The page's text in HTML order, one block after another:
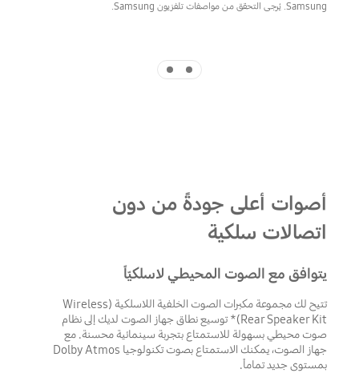
Samsung. يُرجى التحقق من مواصفات تلفزيون Samsung.
أصوات أعلى جودةً من دون
اتصالات سلكية
يتوافق مع الصوت المحيطي لاسلكيّاً
تتيح لك مجموعة مكبرات الصوت الخلفية اللاسلكية (Wireless
Rear Speaker Kit)* توسيع نطاق جهاز الصوت لديك إلى نظام
صوت محيطي بسهولة للاستمتاع بتجربة سينمائية محسنة. مع
جهاز الصوت، يمكنك الاستمتاع بصوت تكنولوجيا Dolby Atmos
بمستوى جديد تماماً.